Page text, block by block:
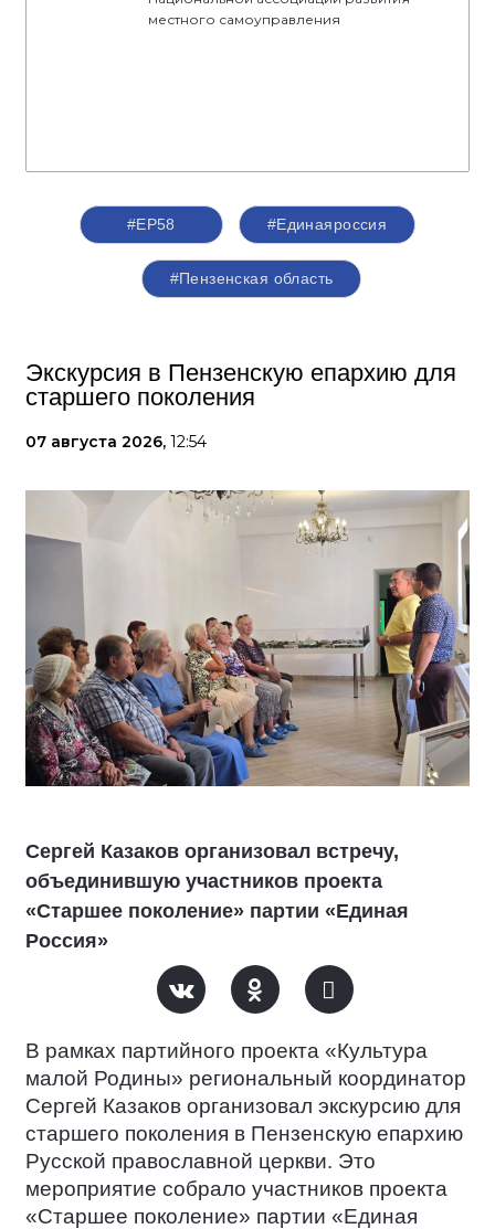
местного самоуправления
#ЕР58 #Единаяроссия
#Пензенская область
Экскурсия в Пензенскую епархию для
старшего поколения
07 августа 2026, 12:54
Сергей Казаков организовал встречу,
объединившую участников проекта
«Старшее поколение» партии «Единая
Россия»
В рамках партийного проекта «Культура
малой Родины» региональный координатор
Сергей Казаков организовал экскурсию для
старшего поколения в Пензенскую епархию
Русской православной церкви. Это
мероприятие собрало участников проекта
«Старшее поколение» партии «Единая